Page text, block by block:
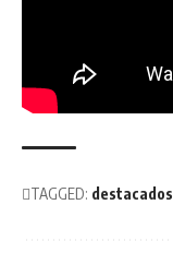
TAGGED: destacados